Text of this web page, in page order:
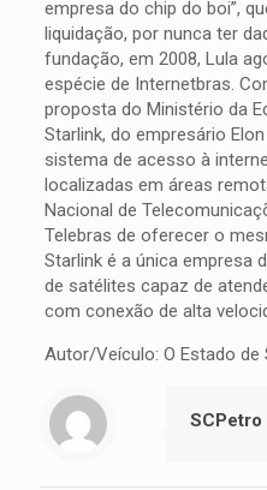
empresa do chip do boi”,
liquidação, por nunca ter
fundação, em 2008, Lula
espécie de Internetbras.
proposta do Ministério da
Starlink, do empresário
sistema de acesso à
localizadas em áreas
Nacional de
Telebras de oferecer o
Starlink é a única empresa
de satélites capaz de
com conexão de alta
Autor/Veículo: O Estado de
SCPetro